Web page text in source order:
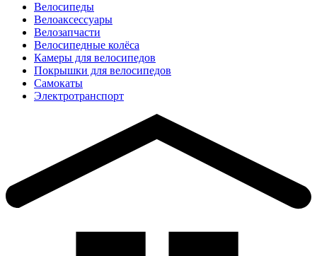
Велосипеды
Велоаксессуары
Велозапчасти
Велосипедные колёса
Камеры для велосипедов
Покрышки для велосипедов
Самокаты
Электротранспорт